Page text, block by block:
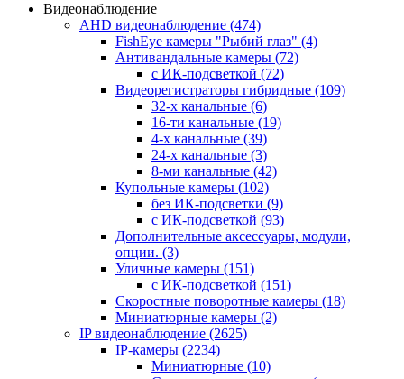
Видеонаблюдение
AHD видеонаблюдение (474)
FishEye камеры "Рыбий глаз" (4)
Антивандальные камеры (72)
с ИК-подсветкой (72)
Видеорегистраторы гибридные (109)
32-х канальные (6)
16-ти канальные (19)
4-х канальные (39)
24-х канальные (3)
8-ми канальные (42)
Купольные камеры (102)
без ИК-подсветки (9)
с ИК-подсветкой (93)
Дополнительные аксессуары, модули,
опции. (3)
Уличные камеры (151)
с ИК-подсветкой (151)
Скоростные поворотные камеры (18)
Миниатюрные камеры (2)
IP видеонаблюдение (2625)
IP-камеры (2234)
Миниатюрные (10)